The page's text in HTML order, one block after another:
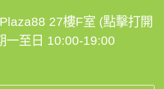
27樓F室 (點擊打開
一至日 10:00-19:00